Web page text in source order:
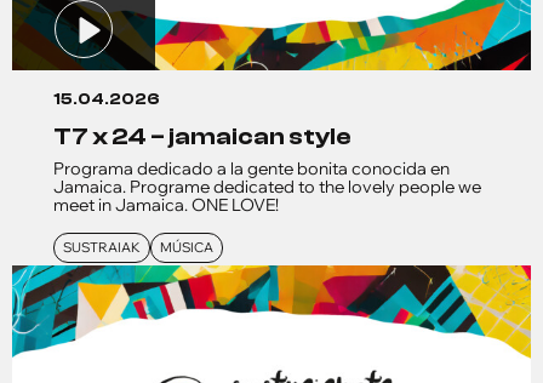
15.04.2026
t7 x 24 – jamaican style
Programa dedicado a la gente bonita conocida en
Jamaica. Programe dedicated to the lovely people we
meet in Jamaica. ONE LOVE!
SUSTRAIAK MÚSICA